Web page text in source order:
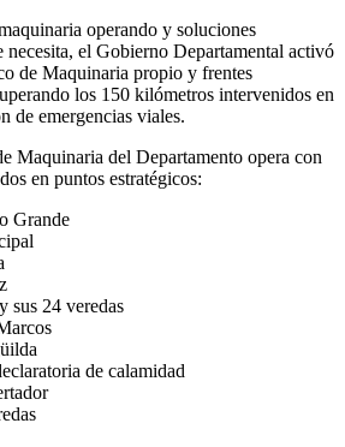
operando y soluciones
necesita, el Gobierno Departamental activó
de Maquinaria propio y frentes
los 150 kilómetros intervenidos en
de emergencias viales.
Maquinaria del Departamento opera con
en puntos estratégicos:
Grande
sus 24 veredas
de calamidad